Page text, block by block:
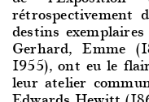
rétrospectivement
destins
Gerhard, Emme
1955), ont eu le
leur atelier